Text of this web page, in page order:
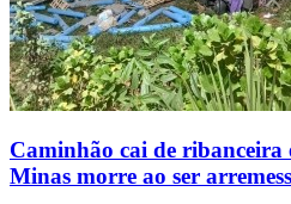
Caminhão cai de ribanceira
Minas morre ao ser